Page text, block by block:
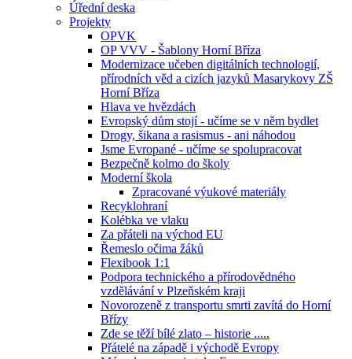
Úřední deska
Projekty
OPVK
OP VVV - Šablony Horní Bříza
Modernizace učeben digitálních technologií,
přírodních věd a cizích jazyků Masarykovy ZŠ
Horní Bříza
Hlava ve hvězdách
Evropský dům stojí - učíme se v něm bydlet
Drogy, šikana a rasismus - ani náhodou
Jsme Evropané - učíme se spolupracovat
Bezpečně kolmo do školy
Moderní škola
Zpracované výukové materiály
Recyklohraní
Kolébka ve vlaku
Za přáteli na východ EU
Řemeslo očima žáků
Flexibook 1:1
Podpora technického a přírodovědného
vzdělávání v Plzeňském kraji
Novorozeně z transportu smrti zavítá do Horní
Břízy
Zde se těží bílé zlato – historie .....
Přátelé na západě i východě Evropy